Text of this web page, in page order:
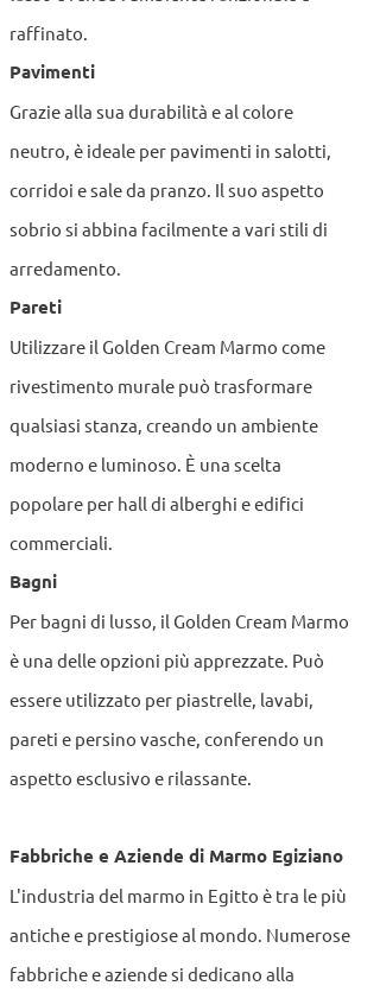
raffinato.
Pavimenti
Grazie alla sua durabilità e al colore
neutro, è ideale per pavimenti in salotti,
corridoi e sale da pranzo. Il suo aspetto
sobrio si abbina facilmente a vari stili di
arredamento.
Pareti
Utilizzare il Golden Cream Marmo come
rivestimento murale può trasformare
qualsiasi stanza, creando un ambiente
moderno e luminoso. È una scelta
popolare per hall di alberghi e edifici
commerciali.
Bagni
Per bagni di lusso, il Golden Cream Marmo
è una delle opzioni più apprezzate. Può
essere utilizzato per piastrelle, lavabi,
pareti e persino vasche, conferendo un
aspetto esclusivo e rilassante.
Fabbriche e Aziende di Marmo Egiziano
L'industria del marmo in Egitto è tra le più
antiche e prestigiose al mondo. Numerose
fabbriche e aziende si dedicano alla